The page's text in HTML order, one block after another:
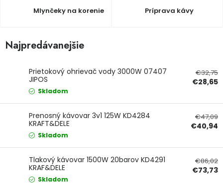
Ochranné pracovné pomôcky
Vianoce
Fotovoltaika
Značky
Doprava a platba
Mlynčeky na korenie Príprava kávy
Najpredávanejšie
Prietokový ohrievač vody 3000W 07407
JIPOS
€32,75
€28,65
Skladom
Prenosný kávovar 3v1 125W KD4284
KRAFT&DELE
€47,09
€40,94
Skladom
Tlakový kávovar 1500W 20barov KD4291
KRAF&DELE
€86,02
€73,73
Skladom